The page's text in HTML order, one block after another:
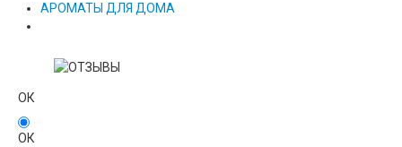
АРОМАТЫ ДЛЯ ДОМА
ОК
ОК